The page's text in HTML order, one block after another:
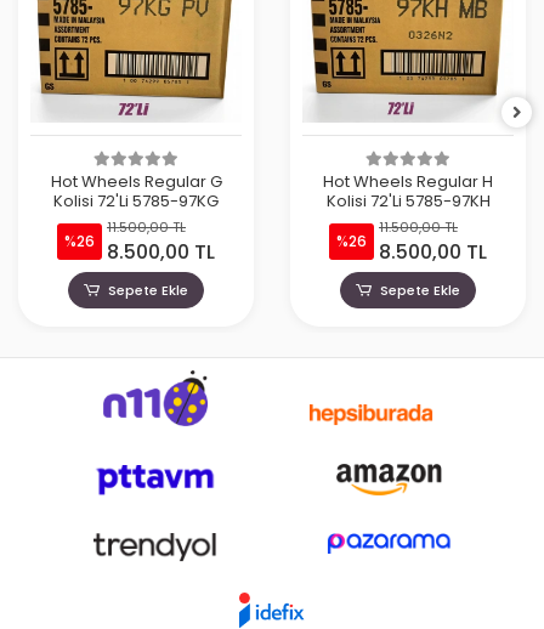
Hot Wheels Regular G
Kolisi 72'Li 5785-97KG
%26
11.500,00 TL
8.500,00 TL
Sepete Ekle
Hot Wheels Regular H
Kolisi 72'Li 5785-97KH
%26
11.500,00 TL
8.500,00 TL
Sepete Ekle